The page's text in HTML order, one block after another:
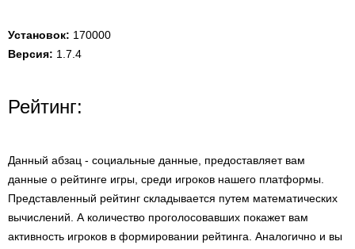
Установок: 170000
Версия: 1.7.4
Рейтинг:
Данный абзац - социальные данные, предоставляет вам
данные о рейтинге игры, среди игроков нашего платформы.
Представленный рейтинг складывается путем математических
вычислений. А количество проголосовавших покажет вам
активность игроков в формировании рейтинга. Аналогично и вы